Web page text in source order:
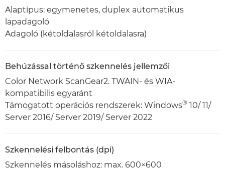
Alaptípus: egymenetes, duplex automatikus
lapadagoló
Adagoló (kétoldalasról kétoldalasra)
Behúzással történő szkennelés jellemzői
Color Network ScanGear2. TWAIN- és WIA-
kompatibilis egyaránt
Támogatott operációs rendszerek: Windows® 10/ 11/
Server 2016/ Server 2019/ Server 2022
Szkennelési felbontás (dpi)
Szkennelés másoláshoz: max. 600×600